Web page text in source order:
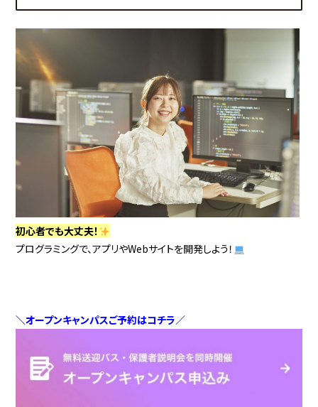
初心者でも大丈夫！
プログラミングで、アプリやWebサイトを開発しよう！
＼オープンキャンパスご予約はコチラ／